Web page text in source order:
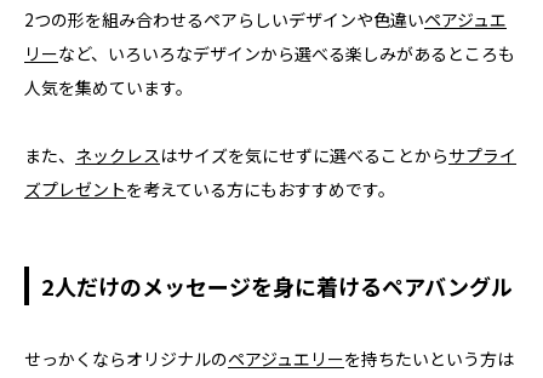
2つの形を組み合わせるペアらしいデザインや色違いペアジュエ
リーなど、いろいろなデザインから選べる楽しみがあるところも
人気を集めています。
また、 ネックレス はサイズを気にせずに選べることからサプライ
ズプレゼントを考えている方にもおすすめです。
2人だけのメッセージを身に着けるペアバングル
せっかくならオリジナルのペアジュエリーを持ちたいという方は